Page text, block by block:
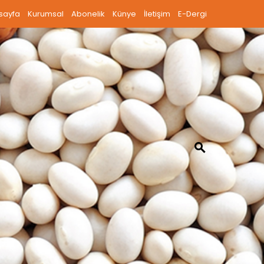
Kurumsal Abonelik Künye İletişim E-Dergi